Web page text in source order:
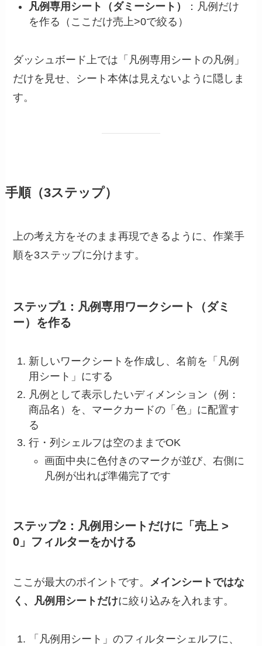
凡例専用シート（ダミーシート）
：凡例だけ
を作る（ここだけ売上>0で絞る）
ダッシュボード上では「凡例専用シートの凡例」
だけを見せ、シート本体は見えないように隠しま
す。
手順（3ステップ）
上の考え方をそのまま再現できるように、作業手
順を3ステップに分けます。
ステップ1：凡例専用ワークシート（ダミ
ー）を作る
新しいワークシートを作成し、名前を「凡例
用シート」にする
凡例として表示したいディメンション（例：
商品名）を、マークカードの「色」に配置す
る
行・列シェルフは空のままでOK
画面中央に色付きのマークが並び、右側に
凡例が出れば準備完了です
ステップ2：凡例用シートだけに「売上 >
0」フィルターをかける
ここが最大のポイントです。 メインシートではな
く、凡例用シートだけに絞り込みを入れます。
「凡例用シート」のフィルターシェルフに、